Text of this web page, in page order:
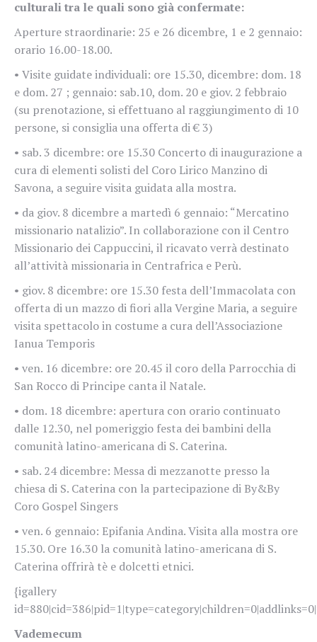
culturali tra le quali sono già confermate:
Aperture straordinarie: 25 e 26 dicembre, 1 e 2 gennaio:
orario 16.00-18.00.
• Visite guidate individuali: ore 15.30, dicembre: dom. 18
e dom. 27 ; gennaio: sab.10, dom. 20 e giov. 2 febbraio
(su prenotazione, si effettuano al raggiungimento di 10
persone, si consiglia una offerta di € 3)
• sab. 3 dicembre: ore 15.30 Concerto di inaugurazione a
cura di elementi solisti del Coro Lirico Manzino di
Savona, a seguire visita guidata alla mostra.
• da giov. 8 dicembre a martedì 6 gennaio: “Mercatino
missionario natalizio”. In collaborazione con il Centro
Missionario dei Cappuccini, il ricavato verrà destinato
all’attività missionaria in Centrafrica e Perù.
• giov. 8 dicembre: ore 15.30 festa dell’Immacolata con
offerta di un mazzo di fiori alla Vergine Maria, a seguire
visita spettacolo in costume a cura dell’Associazione
Ianua Temporis
• ven. 16 dicembre: ore 20.45 il coro della Parrocchia di
San Rocco di Principe canta il Natale.
• dom. 18 dicembre: apertura con orario continuato
dalle 12.30, nel pomeriggio festa dei bambini della
comunità latino-americana di S. Caterina.
• sab. 24 dicembre: Messa di mezzanotte presso la
chiesa di S. Caterina con la partecipazione di By&By
Coro Gospel Singers
• ven. 6 gennaio: Epifania Andina. Visita alla mostra ore
15.30. Ore 16.30 la comunità latino-americana di S.
Caterina offrirà tè e dolcetti etnici.
{igallery
Vademecum